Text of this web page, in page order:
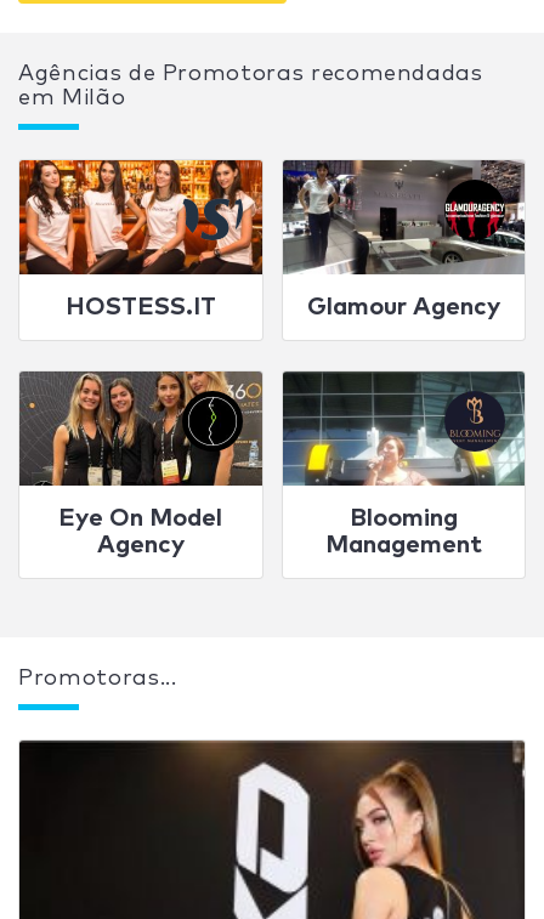
Agências de Promotoras recomendadas
em Milão
HOSTESS.IT Glamour Agency
Eye On Model
Agency
Blooming
Management
Promotoras...